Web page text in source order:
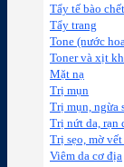
Tẩy tế bào chết
Tẩy trang
Tone (nước
Toner và xịt
Mặt nạ
Trị mụn
Trị mụn, ngừa
Trị nứt da, rạn
Trị sẹo, mờ
Viêm da cơ địa